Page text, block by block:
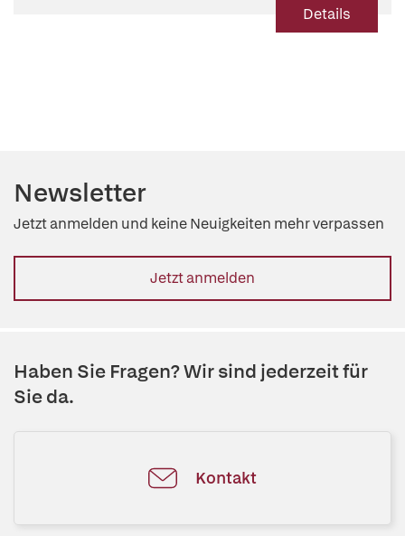
Details
Newsletter
Jetzt anmelden und keine Neuigkeiten mehr verpassen
Jetzt anmelden
Haben Sie Fragen? Wir sind jederzeit für
Sie da.
Kontakt